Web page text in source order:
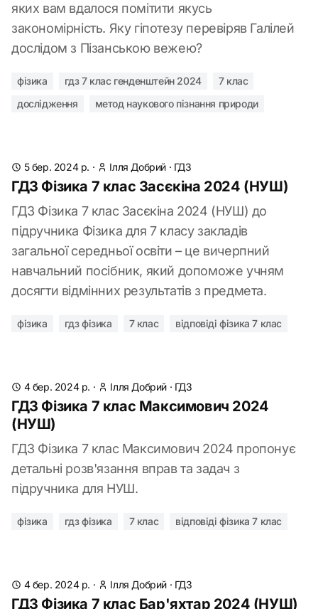
яких вам вдалося помітити якусь
закономірність. Яку гіпотезу перевіряв Галілей
дослідом з Пізанською вежею?
фізика гдз 7 клас генденштейн 2024
7 клас
дослідження
метод наукового пізнання природи
5 бер. 2024 р. · Ілля Добрий · ГДЗ
ГДЗ Фізика 7 клас Засєкіна 2024 (НУШ)
ГДЗ Фізика 7 клас Засєкіна 2024 (НУШ) до
підручника Фізика для 7 класу закладів
загальної середньої освіти – це вичерпний
навчальний посібник, який допоможе учням
досягти відмінних результатів з предмета.
фізика гдз фізика 7 клас відповіді фізика 7 клас
4 бер. 2024 р. · Ілля Добрий · ГДЗ
ГДЗ Фізика 7 клас Максимович 2024
(НУШ)
ГДЗ Фізика 7 клас Максимович 2024 пропонує
детальні розв'язання вправ та задач з
підручника для НУШ.
фізика гдз фізика 7 клас відповіді фізика 7 клас
4 бер. 2024 р. · Ілля Добрий · ГДЗ
ГДЗ Фізика 7 клас Бар'яхтар 2024 (НУШ)